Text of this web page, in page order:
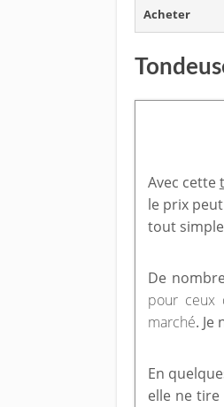
Acheter
Avec cette
le prix
tout
De
pour ceux
marché. Je
En
elle ne tire